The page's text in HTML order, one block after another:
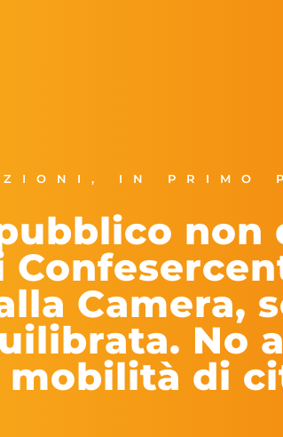
, IN PRIMO
non
Camera,
No
mobilità di